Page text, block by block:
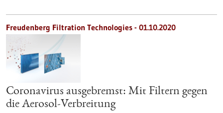
Freudenberg Filtration Technologies - 01.10.2020
Coronavirus ausgebremst: Mit Filtern gegen
die Aerosol-Verbreitung